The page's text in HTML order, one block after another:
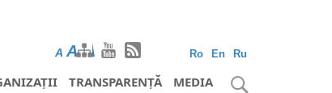
Ro En Ru
A AA
TRANSPARENȚĂ MEDIA